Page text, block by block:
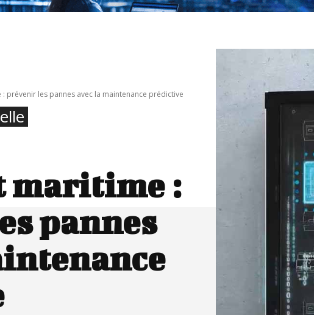
prévenir les pannes avec la maintenance prédictive
maritime :
pannes